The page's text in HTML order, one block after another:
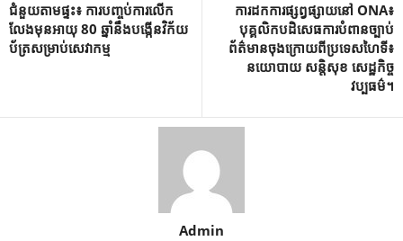
ជំនួយតាមផ្ទះ៖ ការបញ្ចប់ការលើក
លែងមុនអាយុ 80 ឆ្នាំនឹងបង្កើនវិក័យ
ប័ត្រសម្រាប់សេវាកម្ម
ការដកការផ្សព្វផ្សាយនៅ ONA៖
បុគ្គលិកបដិសេធការបំពានច្បាប់
ព័ត៌មានចុងក្រោយពីប្រទេសហៃទី៖
នយោបាយ សន្តិសុខ សេដ្ឋកិច្ច
វប្បធម៌។
Admin